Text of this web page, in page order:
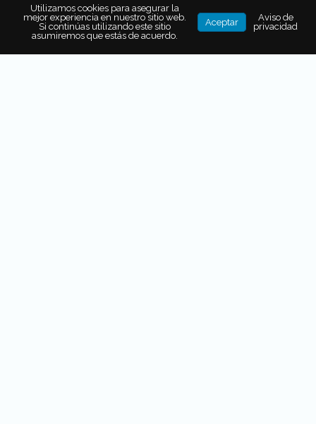
Utilizamos cookies para asegurar la
mejor experiencia en nuestro sitio web.
Si continúas utilizando este sitio
asumiremos que estás de acuerdo.
Aceptar
Aviso de
privacidad